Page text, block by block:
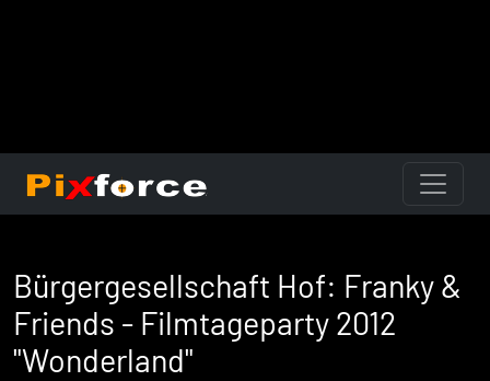
Bürgergesellschaft Hof: Franky &
Friends - Filmtageparty 2012
"Wonderland"